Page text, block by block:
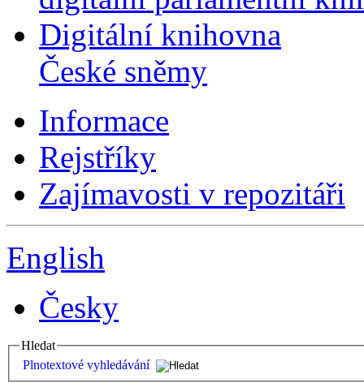
Digitální knihovna
České sněmy
Informace
Rejstříky
Zajímavosti v repozitáři
English
Česky
Hledat
Plnotextové vyhledávání